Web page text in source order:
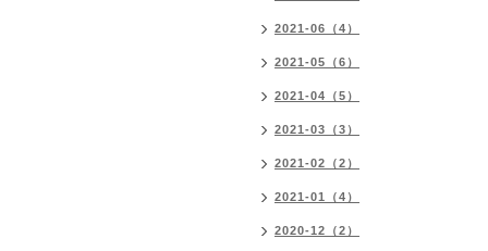
2021-06（4）
2021-05（6）
2021-04（5）
2021-03（3）
2021-02（2）
2021-01（4）
2020-12（2）